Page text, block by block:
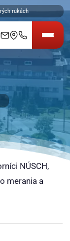
rukách
NÚSCH,
merania a